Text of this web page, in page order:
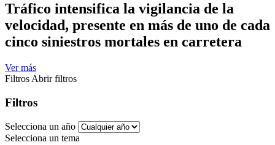
Tráfico intensifica la vigilancia de la
velocidad, presente en más de uno de cada
cinco siniestros mortales en carretera
Ver más
Filtros Abrir filtros
Filtros
Selecciona un año
Selecciona un tema